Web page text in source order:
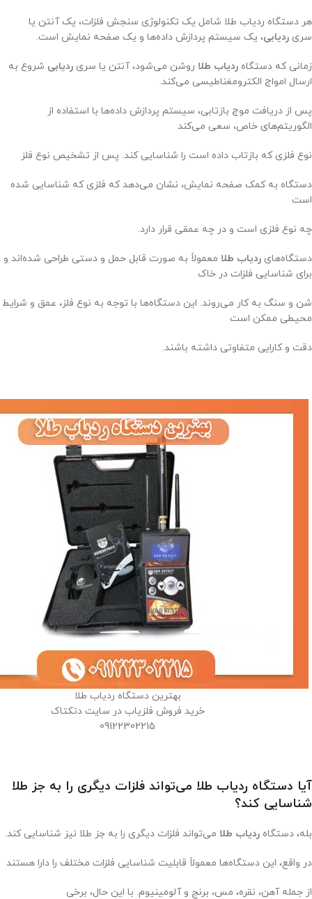
هر دستگاه ردیاب طلا شامل یک تکنولوژی سنجش فلزات، یک آنتن یا
سری ردیابی، یک سیستم پردازش داده‌ها و یک صفحه نمایش است.
زمانی که دستگاه ردیاب طلا روشن می‌شود، آنتن یا سری ردیابی شروع به
ارسال امواج الکترومغناطیسی می‌کند.
پس از دریافت موج بازتابی، سیستم پردازش داده‌ها با استفاده از
الگوریتم‌های خاص، سعی می‌کند
نوع فلزی که بازتاب داده است را شناسایی کند. پس از تشخیص نوع فلز
دستگاه به کمک صفحه نمایش، نشان می‌دهد که فلزی که شناسایی شده
است
چه نوع فلزی است و در چه عمقی قرار دارد.
دستگاه‌های ردیاب طلا معمولاً به صورت قابل حمل و دستی طراحی شده‌اند و
برای شناسایی فلزات در خاک
شن و سنگ به کار می‌روند. این دستگاه‌ها با توجه به نوع فلز، عمق و شرایط
محیطی ممکن است
دقت و کارایی متفاوتی داشته باشند.
بهترین دستگاه ردیاب طلا
خرید فروش فلزیاب در سایت دتکتاک
09122302215
آیا دستگاه ردیاب طلا می‌تواند فلزات دیگری را به جز طلا
شناسایی کند؟
بله، دستگاه ردیاب طلا می‌تواند فلزات دیگری را به جز طلا نیز شناسایی کند.
در واقع، این دستگاه‌ها معمولاً قابلیت شناسایی فلزات مختلف را دارا هستند
از جمله آهن، نقره، مس، برنج و آلومینیوم. با این حال، برخی